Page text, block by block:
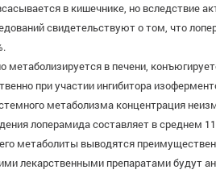
в кишечнике, но вследствие
свидетельствуют о том, что
в печени,
при участии ингибитора
метаболизма концентрация
лоперамида составляет в среднем
метаболиты выводятся
лекарственными препаратами будут